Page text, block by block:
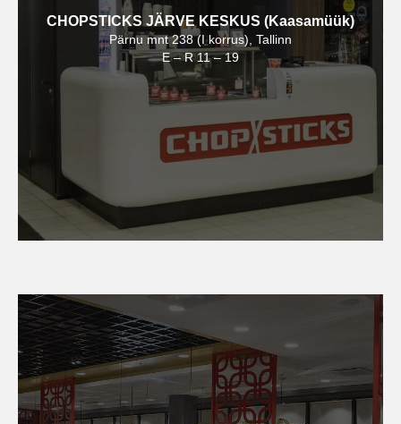
CHOPSTICKS JÄRVE KESKUS (Kaasamüük)
Pärnu mnt 238 (I korrus), Tallinn
E – R 11 – 19